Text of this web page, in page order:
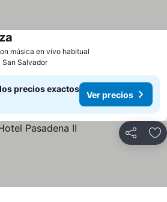
música en vivo habitual
San Salvador
precios exactos
Ver precios
Compartir